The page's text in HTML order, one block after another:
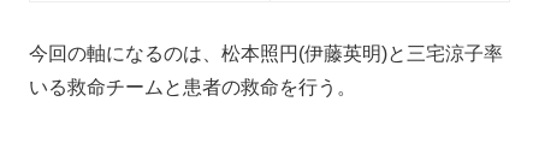
今回の軸になるのは、松本照円(伊藤英明)と三宅涼子率
いる救命チームと患者の救命を行う。